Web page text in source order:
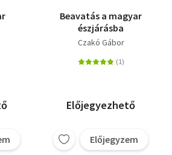
Beavatás a magyar
észjárásba
Czakó Gábor
Előjegyezhető
Előjegyzem